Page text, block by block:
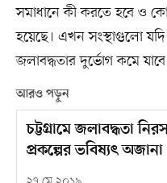
সমাধানে কী করতে হবে ও
হয়েছে। এখন সংস্থাগুলো
জলাবদ্ধতার দুর্ভোগ কমে
আরও পড়ুন
চট্টগ্রামে জলাবদ্ধতা
প্রকল্পের ভবিষ্যৎ অজানা